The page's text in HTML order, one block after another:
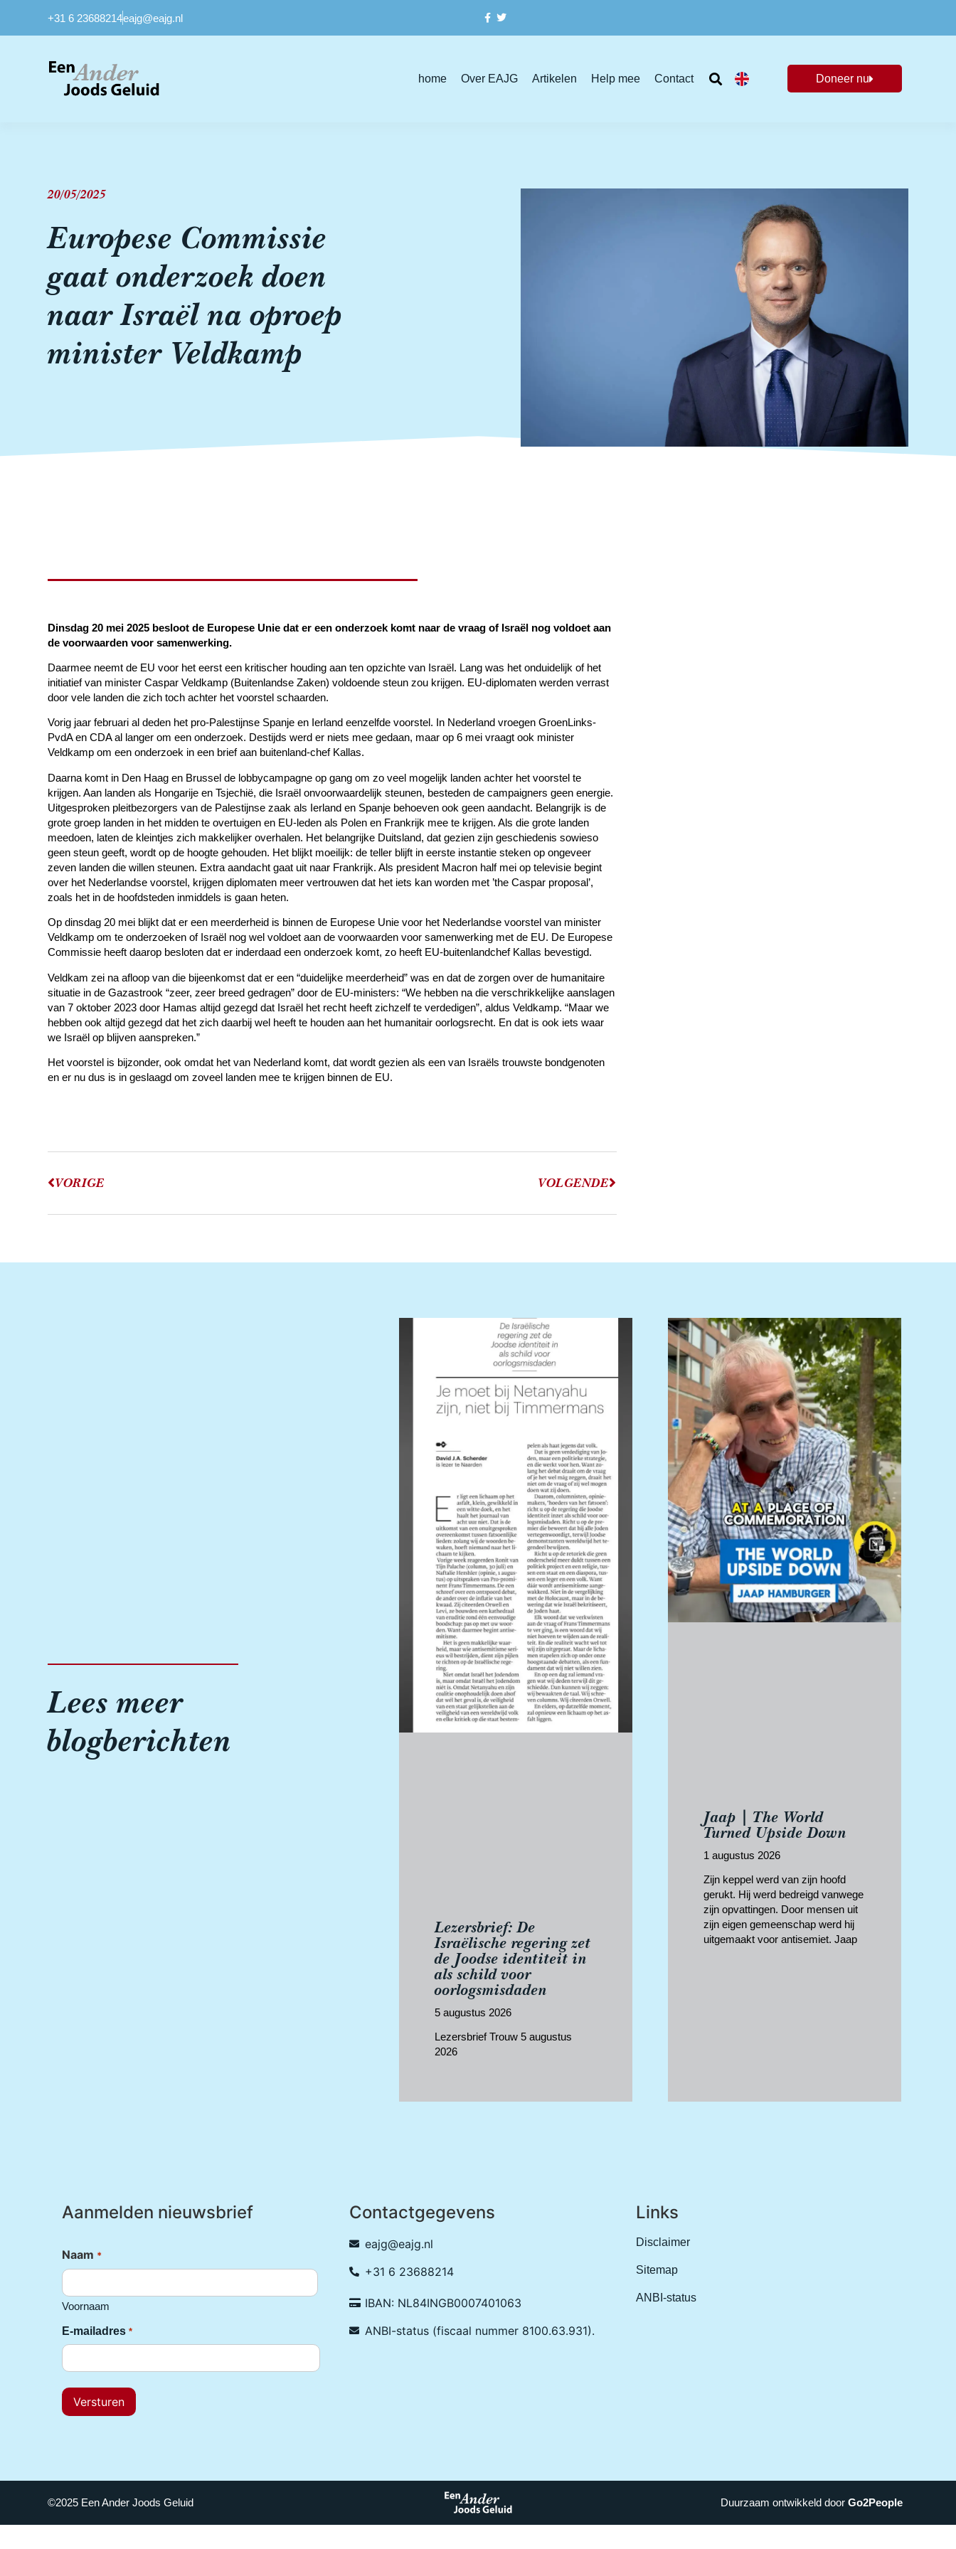
+31 6 23688214eajg@eajg.nl
home Over EAJG Artikelen Help mee Contact Doneer nu
20/05/2025
Europese Commissie
gaat onderzoek doen
naar Israël na oproep
minister Veldkamp
Dinsdag 20 mei 2025 besloot de Europese Unie dat er een onderzoek komt naar de vraag of Israël nog voldoet aan
de voorwaarden voor samenwerking.
Daarmee neemt de EU voor het eerst een kritischer houding aan ten opzichte van Israël. Lang was het onduidelijk of het
initiatief van minister Caspar Veldkamp (Buitenlandse Zaken) voldoende steun zou krijgen. EU-diplomaten werden verrast
door vele landen die zich toch achter het voorstel schaarden.
Vorig jaar februari al deden het pro-Palestijnse Spanje en Ierland eenzelfde voorstel. In Nederland vroegen GroenLinks-
PvdA en CDA al langer om een onderzoek. Destijds werd er niets mee gedaan, maar op 6 mei vraagt ook minister
Veldkamp om een onderzoek in een brief aan buitenland-chef Kallas.
Daarna komt in Den Haag en Brussel de lobbycampagne op gang om zo veel mogelijk landen achter het voorstel te
krijgen. Aan landen als Hongarije en Tsjechië, die Israël onvoorwaardelijk steunen, besteden de campaigners geen energie.
Uitgesproken pleitbezorgers van de Palestijnse zaak als Ierland en Spanje behoeven ook geen aandacht. Belangrijk is de
grote groep landen in het midden te overtuigen en EU-leden als Polen en Frankrijk mee te krijgen. Als die grote landen
meedoen, laten de kleintjes zich makkelijker overhalen. Het belangrijke Duitsland, dat gezien zijn geschiedenis sowieso
geen steun geeft, wordt op de hoogte gehouden. Het blijkt moeilijk: de teller blijft in eerste instantie steken op ongeveer
zeven landen die willen steunen. Extra aandacht gaat uit naar Frankrijk. Als president Macron half mei op televisie begint
over het Nederlandse voorstel, krijgen diplomaten meer vertrouwen dat het iets kan worden met ’the Caspar proposal’,
zoals het in de hoofdsteden inmiddels is gaan heten.
Op dinsdag 20 mei blijkt dat er een meerderheid is binnen de Europese Unie voor het Nederlandse voorstel van minister
Veldkamp om te onderzoeken of Israël nog wel voldoet aan de voorwaarden voor samenwerking met de EU. De Europese
Commissie heeft daarop besloten dat er inderdaad een onderzoek komt, zo heeft EU-buitenlandchef Kallas bevestigd.
Veldkam zei na afloop van die bijeenkomst dat er een “duidelijke meerderheid” was en dat de zorgen over de humanitaire
situatie in de Gazastrook “zeer, zeer breed gedragen” door de EU-ministers: “We hebben na die verschrikkelijke aanslagen
van 7 oktober 2023 door Hamas altijd gezegd dat Israël het recht heeft zichzelf te verdedigen”, aldus Veldkamp. “Maar we
hebben ook altijd gezegd dat het zich daarbij wel heeft te houden aan het humanitair oorlogsrecht. En dat is ook iets waar
we Israël op blijven aanspreken.”
Het voorstel is bijzonder, ook omdat het van Nederland komt, dat wordt gezien als een van Israëls trouwste bondgenoten
en er nu dus is in geslaagd om zoveel landen mee te krijgen binnen de EU.
VORIGE VOLGENDE
Lees meer
blogberichten
Lezersbrief: De
Israëlische regering zet
de Joodse identiteit in
als schild voor
oorlogsmisdaden
5 augustus 2026
Lezersbrief Trouw 5 augustus
2026
Jaap | The World
Turned Upside Down
1 augustus 2026
Zijn keppel werd van zijn hoofd
gerukt. Hij werd bedreigd vanwege
zijn opvattingen. Door mensen uit
zijn eigen gemeenschap werd hij
uitgemaakt voor antisemiet. Jaap
Aanmelden nieuwsbrief
Naam *
Voornaam
E-mailadres *
Contactgegevens
eajg@eajg.nl
+31 6 23688214
IBAN: NL84INGB0007401063
ANBI-status (fiscaal nummer 8100.63.931).
Links
Disclaimer
Sitemap
ANBI-status
©2025 Een Ander Joods Geluid Duurzaam ontwikkeld door Go2People